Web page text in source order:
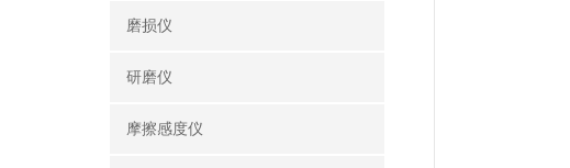
磨损仪
研磨仪
摩擦感度仪